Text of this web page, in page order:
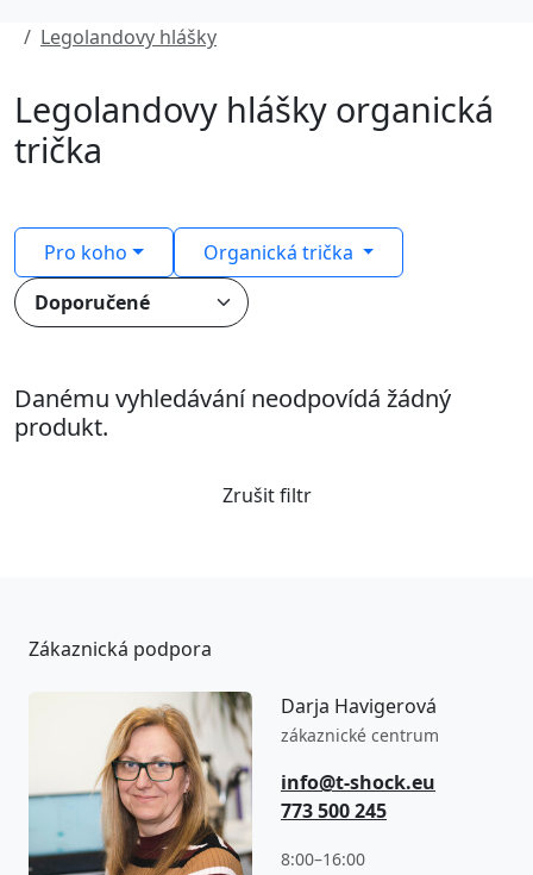
Legolandovy hlášky
Legolandovy hlášky organická
trička
Pro koho Organická trička
Danému vyhledávání neodpovídá žádný
produkt.
Zrušit filtr
Zákaznická podpora
Darja Havigerová
zákaznické centrum
info@t-shock.eu
773 500 245
8:00–16:00